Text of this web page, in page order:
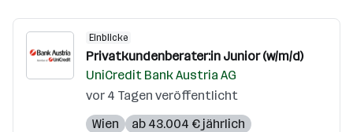
Einblicke
Privatkundenberater:in Junior (w/m/d)
UniCredit Bank Austria AG
vor 4 Tagen veröffentlicht
Wien
ab 43.004 € jährlich